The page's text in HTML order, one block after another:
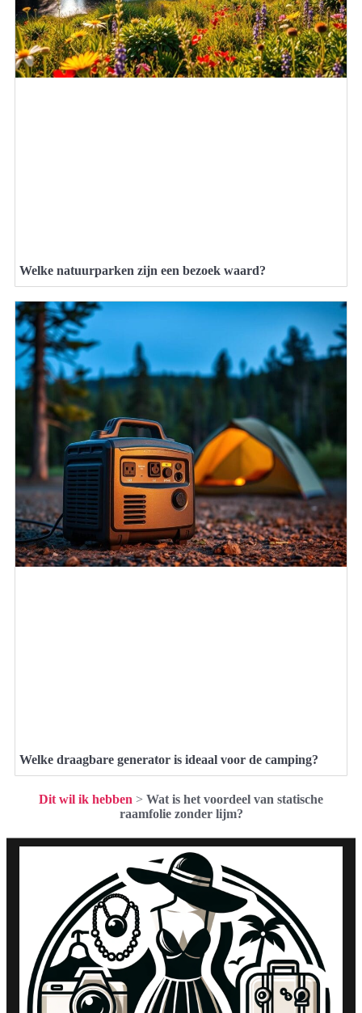
Welke natuurparken zijn een bezoek waard?
Welke draagbare generator is ideaal voor de camping?
Dit wil ik hebben > Wat is het voordeel van statische
raamfolie zonder lijm?